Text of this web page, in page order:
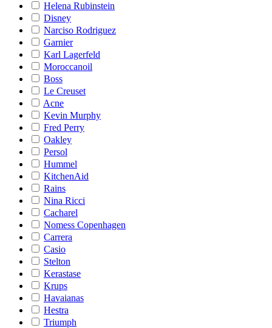
Helena Rubinstein
Disney
Narciso Rodriguez
Garnier
Karl Lagerfeld
Moroccanoil
Boss
Le Creuset
Acne
Kevin Murphy
Fred Perry
Oakley
Persol
Hummel
KitchenAid
Rains
Nina Ricci
Cacharel
Nomess Copenhagen
Carrera
Casio
Stelton
Kerastase
Krups
Havaianas
Hestra
Triumph